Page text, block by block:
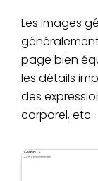
Les images
page bien
les détails
des
corporel, etc.